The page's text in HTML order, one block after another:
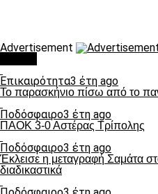
Advertisement
Επικαιρότητα3 έτη ago
Το παρασκήνιο πίσω από το
Ποδόσφαιρο3 έτη ago
ΠΑΟΚ 3-0 Αστέρας Τρίπολης
Ποδόσφαιρο3 έτη ago
Έκλεισε η μεταγραφή Σαμάτα
διαδικαστικά